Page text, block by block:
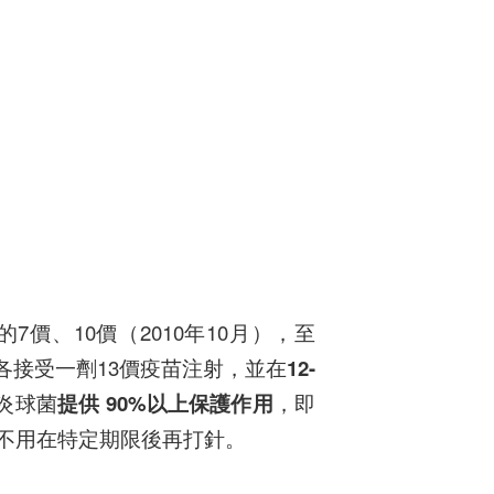
7價、10價（2010年10月），至
接受一劑13價疫苗注射，並在12-
球菌提供 90%以上保護作用 ，即
用在特定期限後再打針。